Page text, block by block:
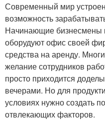
Современный мир
возможность
Начинающие бизнесмены
оборудуют офис своей
средства на аренду.
желание сотрудников
просто приходится
вечерами. Но для
условиях нужно создать
отвлекающих факторов.